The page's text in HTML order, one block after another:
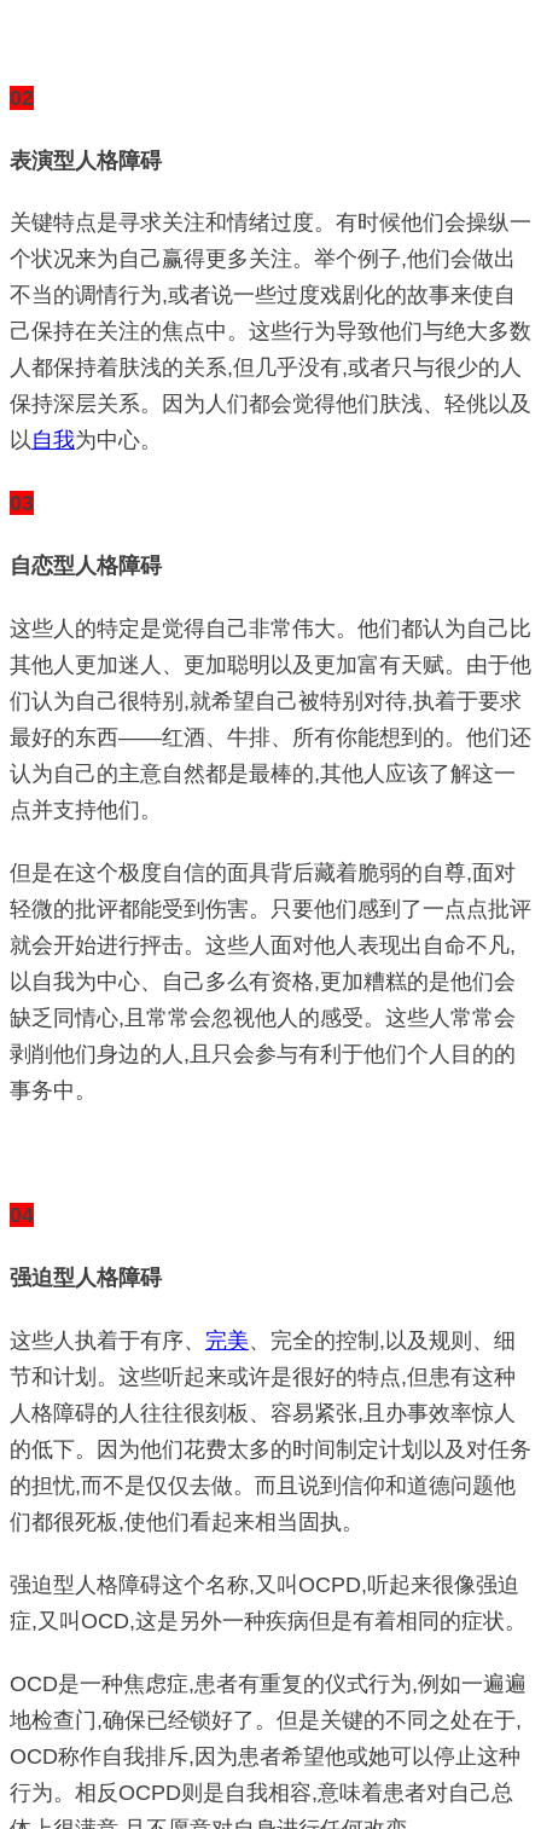
02
表演型人格障碍
关键特点是寻求关注和情绪过度。有时候他们会操纵一
个状况来为自己赢得更多关注。举个例子,他们会做出
不当的调情行为,或者说一些过度戏剧化的故事来使自
己保持在关注的焦点中。这些行为导致他们与绝大多数
人都保持着肤浅的关系,但几乎没有,或者只与很少的人
保持深层关系。因为人们都会觉得他们肤浅、轻佻以及
以自我为中心。
03
自恋型人格障碍
这些人的特定是觉得自己非常伟大。他们都认为自己比
其他人更加迷人、更加聪明以及更加富有天赋。由于他
们认为自己很特别,就希望自己被特别对待,执着于要求
最好的东西——红酒、牛排、所有你能想到的。他们还
认为自己的主意自然都是最棒的,其他人应该了解这一
点并支持他们。
但是在这个极度自信的面具背后藏着脆弱的自尊,面对
轻微的批评都能受到伤害。只要他们感到了一点点批评
就会开始进行抨击。这些人面对他人表现出自命不凡,
以自我为中心、自己多么有资格,更加糟糕的是他们会
缺乏同情心,且常常会忽视他人的感受。这些人常常会
剥削他们身边的人,且只会参与有利于他们个人目的的
事务中。
04
强迫型人格障碍
这些人执着于有序、 完美、完全的控制,以及规则、细
节和计划。这些听起来或许是很好的特点,但患有这种
人格障碍的人往往很刻板、容易紧张,且办事效率惊人
的低下。因为他们花费太多的时间制定计划以及对任务
的担忧,而不是仅仅去做。而且说到信仰和道德问题他
们都很死板,使他们看起来相当固执。
强迫型人格障碍这个名称,又叫OCPD,听起来很像强迫
症,又叫OCD,这是另外一种疾病但是有着相同的症状。
OCD是一种焦虑症,患者有重复的仪式行为,例如一遍遍
地检查门,确保已经锁好了。但是关键的不同之处在于,
OCD称作自我排斥,因为患者希望他或她可以停止这种
行为。相反OCPD则是自我相容,意味着患者对自己总